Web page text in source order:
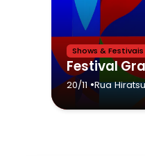
Shows & Festivais
20/11•Rua